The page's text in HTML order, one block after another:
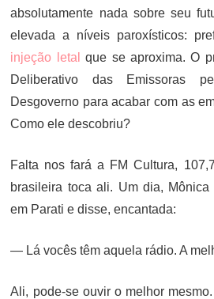
absolutamente nada sobre seu
elevada a níveis paroxísticos:
injeção letal
que se aproxima. O
Deliberativo das Emissoras
Desgoverno para acabar com as
Como ele descobriu?
Falta nos fará a FM Cultura,
brasileira toca ali. Um dia,
em Parati e disse, encantada:
— Lá vocês têm aquela rádio. A
Ali, pode-se ouvir o melhor